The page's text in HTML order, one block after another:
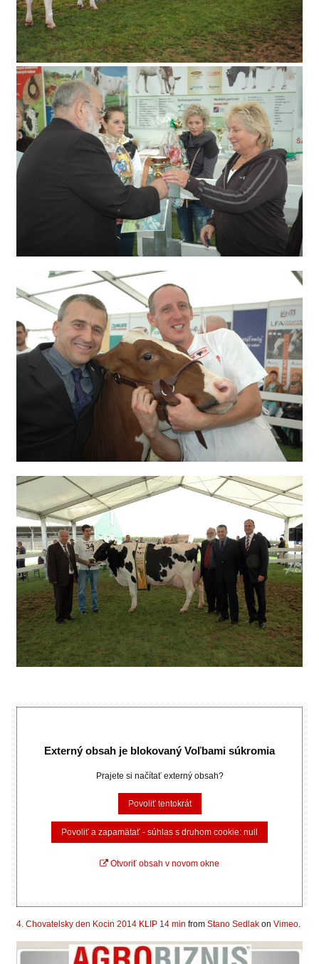
Externý obsah je blokovaný Voľbami súkromia
Prajete si načítať externý obsah?
Povoliť tentokrát
Povoliť a zapamätať - súhlas s druhom cookie: null
Otvoriť obsah v novom okne
4. Chovatelsky den Kocin 2014 KLIP 14 min from Stano Sedlak on Vimeo